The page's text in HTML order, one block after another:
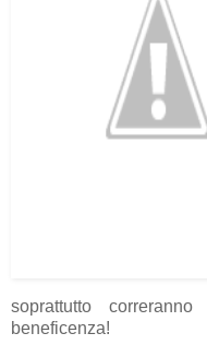
soprattutto
beneficenza!